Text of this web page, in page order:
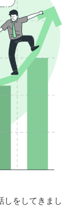
しをしてきまし